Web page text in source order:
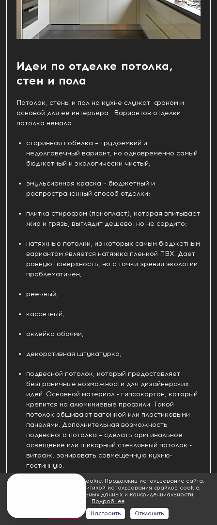
Идеи по отделке потолка,
стен и пола
Потолок, стены и пол на кухне служат фоном и
основой для ее интерьера. Вариантов отделки
потолка немало:
старинная побелка – трудоемкий и
недолговечный вариант, но одновременно самый
бюджетный и экологически чистый;
эмульсионная краска – бюджетный и
распространенный способ отделки;
плитка стирофом (пенопласт), которая впитывает
жир и грязь, выглядит дешево, но не сердито;
натяжные потолки, из которых самым бюджетным
вариантом является натяжка пленкой ПВХ. Дает
ровную поверхность, но с точки зрения экологии
проблематичен;
реечный;
кассетный;
оклейка обоями;
декоративная штукатурка;
подвесной потолок, который предоставляет
безграничные возможности для дизайнерских
идей. Основной материал - гипсокартон, который
крепится на алюминиевые профили. Такой
потолок обшивают вагонкой или пластиковыми
панелями. Дополнительная возможность
подвесного потолка – сделать оригинальное
освещение или шикарный стеклянный потолок -
витраж, зонировать совмещенную кухню-
гостинную.
Идею по отделке потолка кухни выбирают с учетом
размера помещения, высоты потолков, стилевого
решения остальных помещений.
Мы используем файлы cookie. Продолжив использование сайта,
Вы соглашаетесь с политикой использования файлов cookie,
обработки персональных данных и конфиденциальности.
Подробнее.
Настроить Отклонить